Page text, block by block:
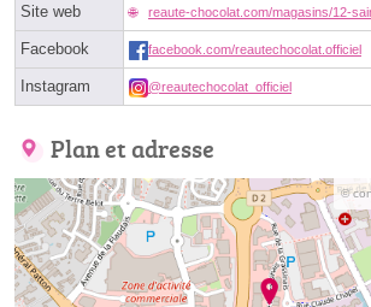
Site web reaute-chocolat.com/magasins/12-
Facebook facebook.com/reautechocolat.officiel
Instagram @reautechocolat_officiel
Plan et adresse
©